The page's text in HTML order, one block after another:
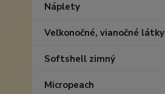
Náplety
Veľkonočné, vianočné látky
Softshell zimný
Micropeach